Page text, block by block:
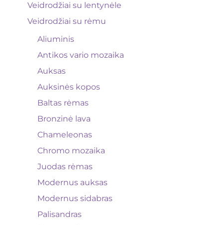
Veidrodžiai su lentynėle
Veidrodžiai su rėmu
Aliuminis
Antikos vario mozaika
Auksas
Auksinės kopos
Baltas rėmas
Bronzinė lava
Chameleonas
Chromo mozaika
Juodas rėmas
Modernus auksas
Modernus sidabras
Palisandras